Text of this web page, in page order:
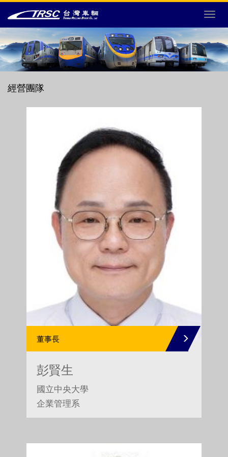
選
單
切
換
經營團隊
董事長
彭賢生
國立中央大學
企業管理系